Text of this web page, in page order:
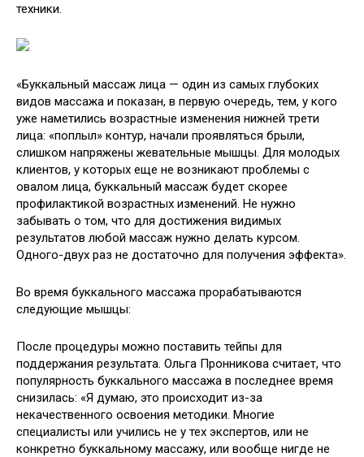
техники.
«Буккальный массаж лица — один из самых глубоких
видов массажа и показан, в первую очередь, тем, у кого
уже наметились возрастные изменения нижней трети
лица: «поплыл» контур, начали проявляться брыли,
слишком напряжены жевательные мышцы. Для молодых
клиентов, у которых еще не возникают проблемы с
овалом лица, буккальный массаж будет скорее
профилактикой возрастных изменений. Не нужно
забывать о том, что для достижения видимых
результатов любой массаж нужно делать курсом.
Одного-двух раз не достаточно для получения эффекта».
Во время буккального массажа прорабатываются
следующие мышцы:
После процедуры можно поставить тейпы для
поддержания результата. Ольга Пронникова считает, что
популярность буккального массажа в последнее время
снизилась: «Я думаю, это происходит из-за
некачественного освоения методики. Многие
специалисты или учились не у тех экспертов, или не
конкретно буккальному массажу, или вообще нигде не